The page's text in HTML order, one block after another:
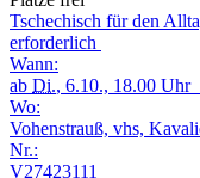
Tschechisch für den
erforderlich
Wann:
ab Di., 6.10., 18.00 Uhr
Wo:
Vohenstrauß, vhs,
Nr.:
V27423111